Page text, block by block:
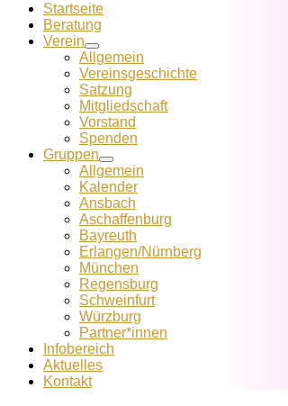
Startseite
Beratung
Verein
Allgemein
Vereins­geschichte
Satzung
Mitglied­schaft
Vorstand
Spenden
Gruppen
Allgemein
Kalender
Ansbach
Aschaffenburg
Bayreuth
Erlangen/Nürnberg
München
Regensburg
Schweinfurt
Würzburg
Partner*innen
Infobereich
Aktuelles
Kontakt